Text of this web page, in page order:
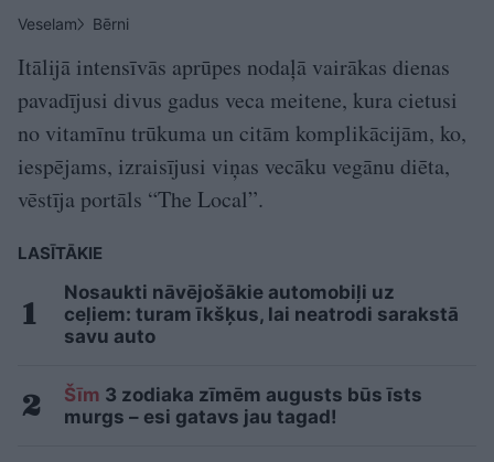
Veselam
Bērni
Itālijā intensīvās aprūpes nodaļā vairākas dienas
pavadījusi divus gadus veca meitene, kura cietusi
no vitamīnu trūkuma un citām komplikācijām, ko,
iespējams, izraisījusi viņas vecāku vegānu diēta,
vēstīja portāls “The Local”.
LASĪTĀKIE
Nosaukti nāvējošākie automobiļi uz
ceļiem: turam īkšķus, lai neatrodi sarakstā
savu auto
Šīm 3 zodiaka zīmēm augusts būs īsts
murgs – esi gatavs jau tagad!